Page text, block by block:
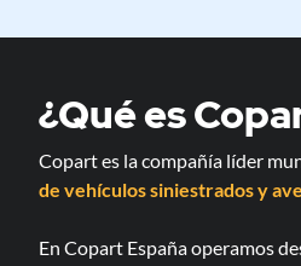
¿Qué es
Copart es la compañía líder
de vehículos siniestrados y
En Copart España operamos